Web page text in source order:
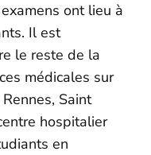
ont lieu à
Il est
le reste de la
médicales sur
Saint
hospitalier
en